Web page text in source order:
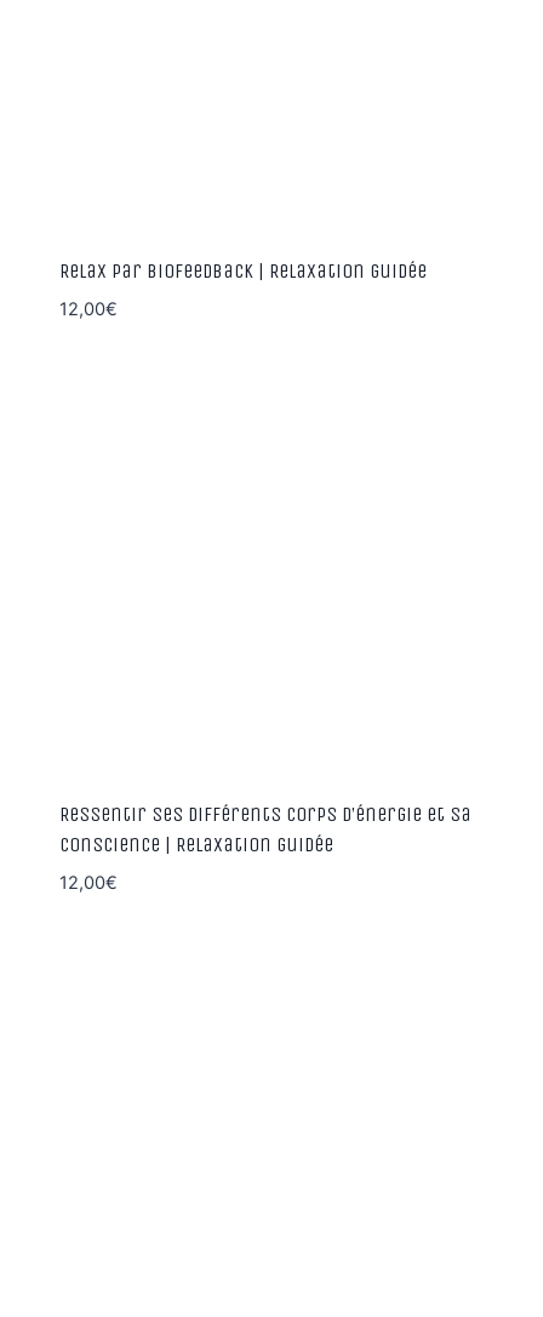
Relax par Biofeedback | Relaxation guidée
12,00€
Ressentir ses différents corps d’énergie et sa
conscience | Relaxation guidée
12,00€